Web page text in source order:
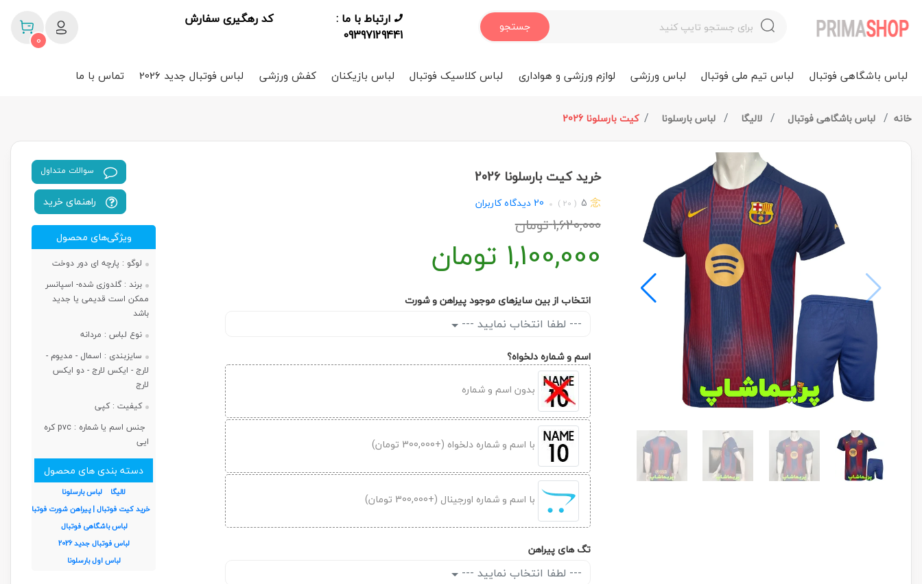
جستجو
ارتباط با ما :
09397129441
کد رهگیری سفارش
0
لباس باشگاهی فوتبال لباس تیم ملی فوتبال لباس ورزشی لوازم ورزشی و هواداری لباس کلاسیک فوتبال لباس بازیکنان کفش ورزشی لباس فوتبال جدید 2026 تماس با ما
خانه لباس باشگاهی فوتبال لالیگا لباس بارسلونا کیت بارسلونا 2026
خرید کیت بارسلونا 2026
5
( 20 )
20 دیدگاه کاربران
1,620,000تومان
1,100,000 تومان
انتخاب از بین سایزهای موجود پیراهن و شورت
--- لطفا انتخاب نمایید ---
اسم و شماره دلخواه؟
بدون اسم و شماره
با اسم و شماره دلخواه (+300,000 تومان)
با اسم و شماره اورجینال (+300,000 تومان)
تگ های پیراهن
--- لطفا انتخاب نمایید ---
سوالات متداول
راهنمای خرید
ویژگی‌های محصول
لوگو : پارچه ای دور دوخت
برند :گلدوزی شده- اسپانسر
ممکن است قدیمی یا جدید
باشد
نوع لباس : مردانه
سایزبندی : اسمال - مدیوم -
لارج - ایکس لارج - دو ایکس
لارج
کیفیت :کپی
جنس اسم یا شماره :
pvc کره
ایی
دسته بندی های محصول
لالیگا
لباس بارسلونا
خرید کیت فوتبال | پیراهن شورت فوتبال
لباس باشگاهی فوتبال
لباس فوتبال جدید 2026
لباس اول بارسلونا